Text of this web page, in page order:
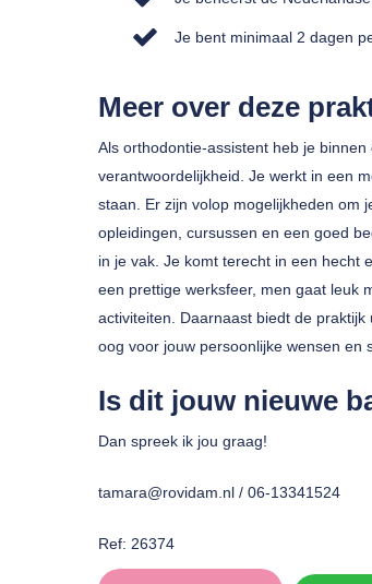
Je bent minimaal 2 dagen
Meer over deze
Als orthodontie-assistent heb je
verantwoordelijkheid. Je werkt in een
staan. Er zijn volop mogelijkheden om
opleidingen, cursussen en een goed
in je vak. Je komt terecht in een hecht
een prettige werksfeer, men gaat leuk
activiteiten. Daarnaast biedt de
oog voor jouw persoonlijke wensen en
Is dit jouw nieuwe
Dan spreek ik jou graag!
tamara@rovidam.nl / 06-13341524
Ref: 26374